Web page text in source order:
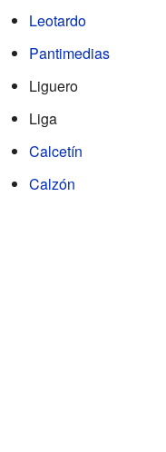
Leotardo
Pantimedias
Liguero
Liga
Calcetín
Calzón